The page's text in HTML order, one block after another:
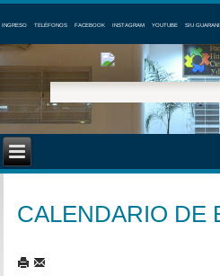
INGRESO TELÉFONOS FACEBOOK INSTAGRAM YOUTUBE SIU GUARANI
CALENDARIO DE